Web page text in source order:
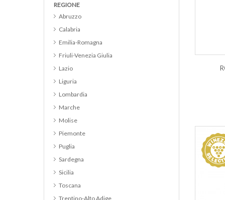
Cabernet
Cabernet Sauvignon
Cerasuolo d Abruzzo DOC
Chianti Classico Riserva
REGIONE
Abruzzo
Calabria
Emilia-Romagna
Friuli-Venezia Giulia
Lazio
Liguria
Lombardia
Marche
Molise
Piemonte
Puglia
Sardegna
Sicilia
Toscana
Trentino-Alto Adige